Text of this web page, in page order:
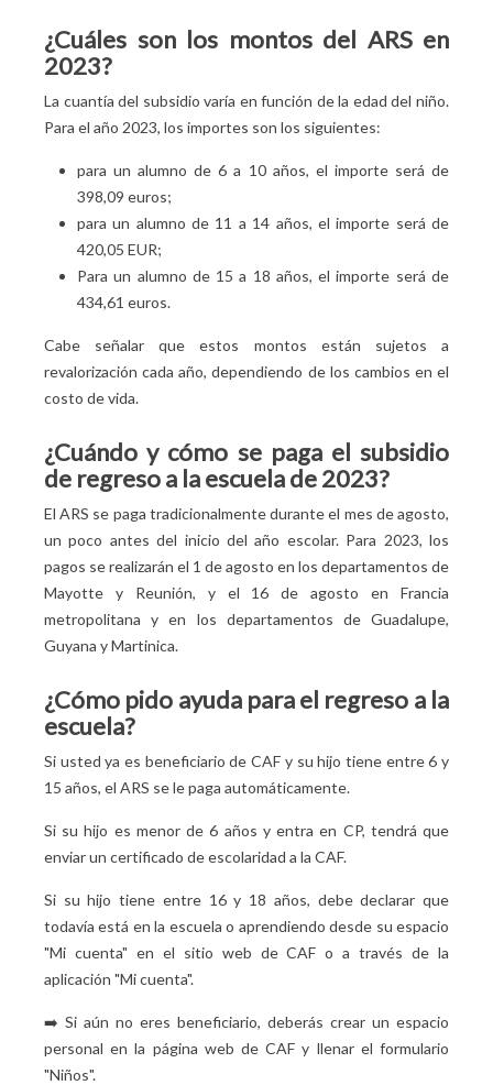
¿Cuáles son los montos del ARS en
2023?
La cuantía del subsidio varía en función de la edad del niño.
Para el año 2023, los importes son los siguientes:
para un alumno de 6 a 10 años, el importe será de
398,09 euros;
para un alumno de 11 a 14 años, el importe será de
420,05 EUR;
Para un alumno de 15 a 18 años, el importe será de
434,61 euros.
Cabe señalar que estos montos están sujetos a
revalorización cada año, dependiendo de los cambios en el
costo de vida.
¿Cuándo y cómo se paga el subsidio
de regreso a la escuela de 2023?
El ARS se paga tradicionalmente durante el mes de agosto,
un poco antes del inicio del año escolar. Para 2023, los
pagos se realizarán el 1 de agosto en los departamentos de
Mayotte y Reunión, y el 16 de agosto en Francia
metropolitana y en los departamentos de Guadalupe,
Guyana y Martinica.
¿Cómo pido ayuda para el regreso a la
escuela?
Si usted ya es beneficiario de CAF y su hijo tiene entre 6 y
15 años, el ARS se le paga automáticamente.
Si su hijo es menor de 6 años y entra en CP, tendrá que
enviar un certificado de escolaridad a la CAF.
Si su hijo tiene entre 16 y 18 años, debe declarar que
todavía está en la escuela o aprendiendo desde su espacio
"Mi cuenta" en el sitio web de CAF o a través de la
aplicación "Mi cuenta".
➡️ Si aún no eres beneficiario, deberás crear un espacio
personal en la página web de CAF y llenar el formulario
"Niños".